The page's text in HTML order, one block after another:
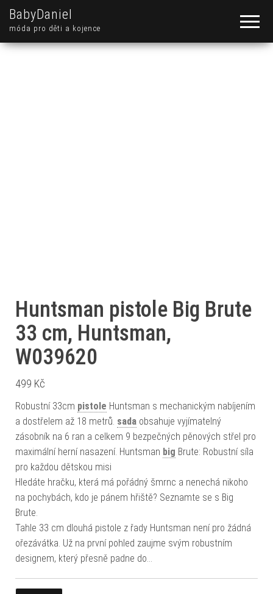
BabyDaniel
móda pro děti a kojence
Huntsman pistole Big Brute
33 cm, Huntsman,
W039620
499 Kč
Robustní 33cm pistole Huntsman s mechanickým nabíjením
a dostřelem až 18 metrů. sada obsahuje vyjímatelný
zásobník na 6 ran a celkem 9 bezpečných pěnových střel pro
maximální herní nasazení. Huntsman big Brute: Robustní síla
pro každou dětskou misi
Hledáte hračku, která má pořádný šmrnc a nenechá nikoho
na pochybách, kdo je pánem hřiště? Seznamte se s Big
Brute.
Tahle 33 cm dlouhá pistole z řady Huntsman není pro žádná
ořezávátka. Už na první pohled zaujme svým robustním
designem, který přesně padne do…